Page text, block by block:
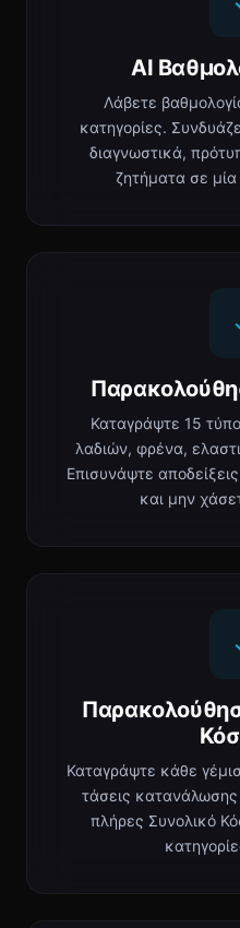
AI
Λάβετε
κατηγορίες.
διαγνωστικά,
ζητήματα σε
Καταγράψτε 15
λαδιών, φρένα,
Επισυνάψτε
και μην
Καταγράψτε κάθε
τάσεις κατανάλωσης
πλήρες Συνολικό